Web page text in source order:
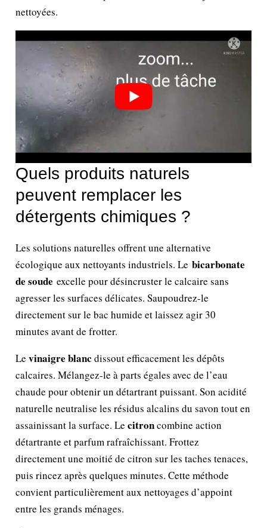
nettoyées.
Quels produits naturels
peuvent remplacer les
détergents chimiques ?
Les solutions naturelles offrent une alternative
écologique aux nettoyants industriels. Lebicarbonate
de soude excelle pour désincruster le calcaire sans
agresser les surfaces délicates. Saupoudrez-le
directement sur le bac humide et laissez agir 30
minutes avant de frotter.
Le vinaigre blanc dissout efficacement les dépôts
calcaires. Mélangez-le à parts égales avec de l’eau
chaude pour obtenir un détartrant puissant. Son acidité
naturelle neutralise les résidus alcalins du savon tout en
assainissant la surface. Lecitroncombine action
détartrante et parfum rafraîchissant. Frottez
directement une moitié de citron sur les taches tenaces,
puis rincez après quelques minutes. Cette méthode
convient particulièrement aux nettoyages d’appoint
entre les grands ménages.